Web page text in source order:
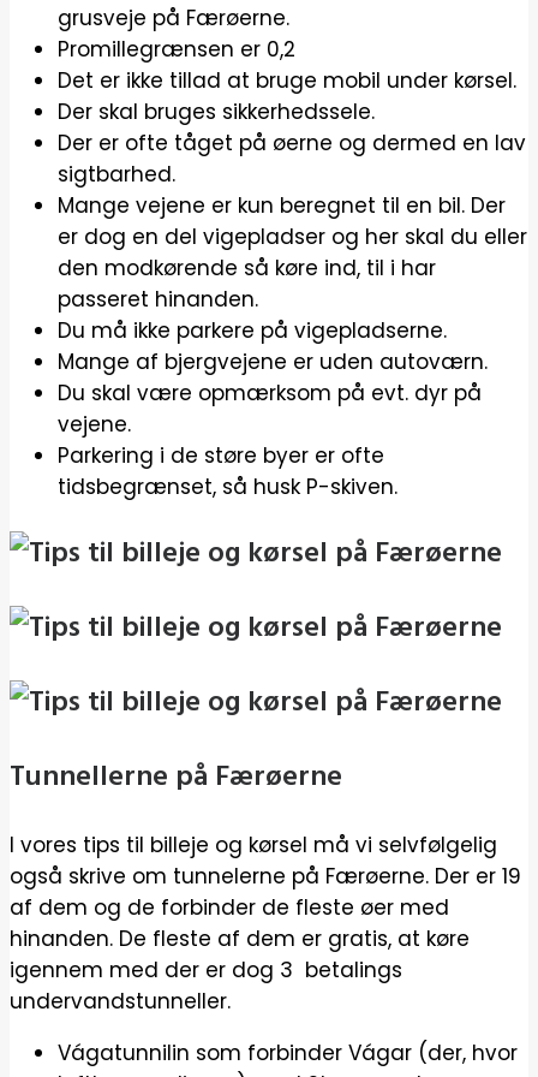
grusveje på Færøerne.
Promillegrænsen er 0,2
Det er ikke tillad at bruge mobil under kørsel.
Der skal bruges sikkerhedssele.
Der er ofte tåget på øerne og dermed en lav
sigtbarhed.
Mange vejene er kun beregnet til en bil. Der
er dog en del vigepladser og her skal du eller
den modkørende så køre ind, til i har
passeret hinanden.
Du må ikke parkere på vigepladserne.
Mange af bjergvejene er uden autoværn.
Du skal være opmærksom på evt. dyr på
vejene.
Parkering i de støre byer er ofte
tidsbegrænset, så husk P-skiven.
Tunnellerne på Færøerne
I vores tips til billeje og kørsel må vi selvfølgelig
også skrive om tunnelerne på Færøerne. Der er 19
af dem og de forbinder de fleste øer med
hinanden. De fleste af dem er gratis, at køre
igennem med der er dog 3 betalings
undervandstunneller.
Vágatunnilin som forbinder Vágar (der, hvor